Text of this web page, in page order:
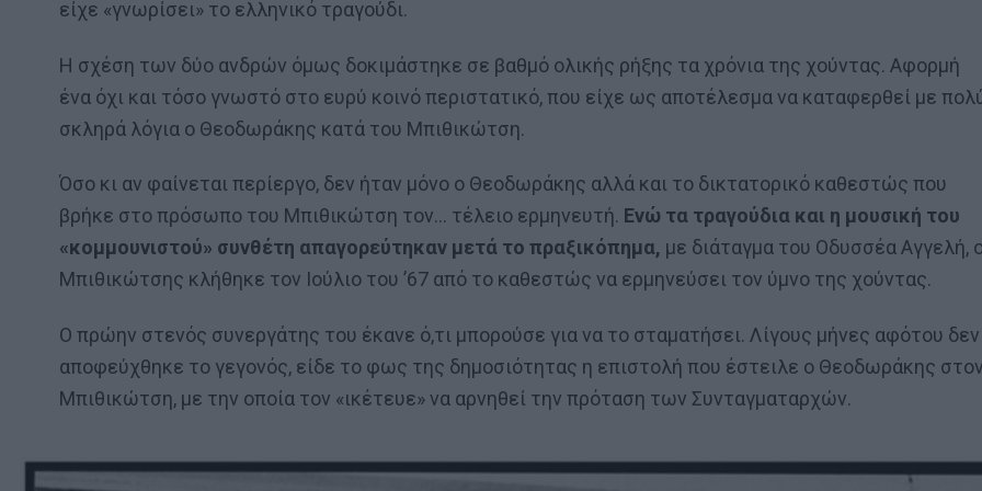
είχε «γνωρίσει» το ελληνικό τραγούδι.
Η σχέση των δύο ανδρών όμως δοκιμάστηκε σε βαθμό ολικής ρήξης τα χρόνια της χούντας. Αφορμή
ένα όχι και τόσο γνωστό στο ευρύ κοινό περιστατικό, που είχε ως αποτέλεσμα να καταφερθεί με
σκληρά λόγια ο Θεοδωράκης κατά του Μπιθικώτση.
Όσο κι αν φαίνεται περίεργο, δεν ήταν μόνο ο Θεοδωράκης αλλά και το δικτατορικό καθεστώς που
βρήκε στο πρόσωπο του Μπιθικώτση τον… τέλειο ερμηνευτή. Ενώ τα τραγούδια και η μουσική του
«κομμουνιστού» συνθέτη απαγορεύτηκαν μετά το πραξικόπημα, με διάταγμα του Οδυσσέα Αγγελή,
Μπιθικώτσης κλήθηκε τον Ιούλιο του ’67 από το καθεστώς να ερμηνεύσει τον ύμνο της χούντας.
Ο πρώην στενός συνεργάτης του έκανε ό,τι μπορούσε για να το σταματήσει. Λίγους μήνες αφότου δεν
αποφεύχθηκε το γεγονός, είδε το φως της δημοσιότητας η επιστολή που έστειλε ο Θεοδωράκης στον
Μπιθικώτση, με την οποία τον «ικέτευε» να αρνηθεί την πρόταση των Συνταγματαρχών.